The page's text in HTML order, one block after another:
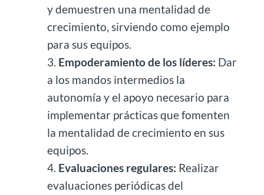
y demuestren una mentalidad de
crecimiento, sirviendo como ejemplo
para sus equipos.
Empoderamiento de los líderes: Dar
a los mandos intermedios la
autonomía y el apoyo necesario para
implementar prácticas que fomenten
la mentalidad de crecimiento en sus
equipos.
Evaluaciones regulares: Realizar
evaluaciones periódicas del